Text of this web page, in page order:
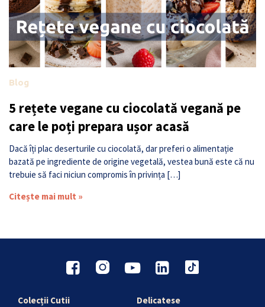
Blog
5 rețete vegane cu ciocolată vegană pe
care le poți prepara ușor acasă
Dacă îți plac deserturile cu ciocolată, dar preferi o alimentație
bazată pe ingrediente de origine vegetală, vestea bună este că nu
trebuie să faci niciun compromis în privința […]
Citește mai mult »
Colecții Cutii Delicatese